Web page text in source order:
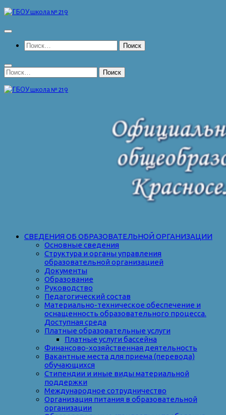
Перейти
содержимому
Найти:
Найти:
СВЕДЕНИЯ ОБ ОБРАЗОВАТЕЛЬНОЙ ОРГАНИЗАЦИИ
Основные сведения
Структура и органы управления
образовательной организацией
Документы
Образование
Руководство
Педагогический состав
Материально-техническое обеспечение и
оснащенность образовательного процесса.
Доступная среда
Платные образовательные услуги
Платные услуги бассейна
Финансово-хозяйственная деятельность
Вакантные места для приема (перевода)
обучающихся
Стипендии и иные виды материальной
поддержки
Международное сотрудничество
Организация питания в образовательной
организации